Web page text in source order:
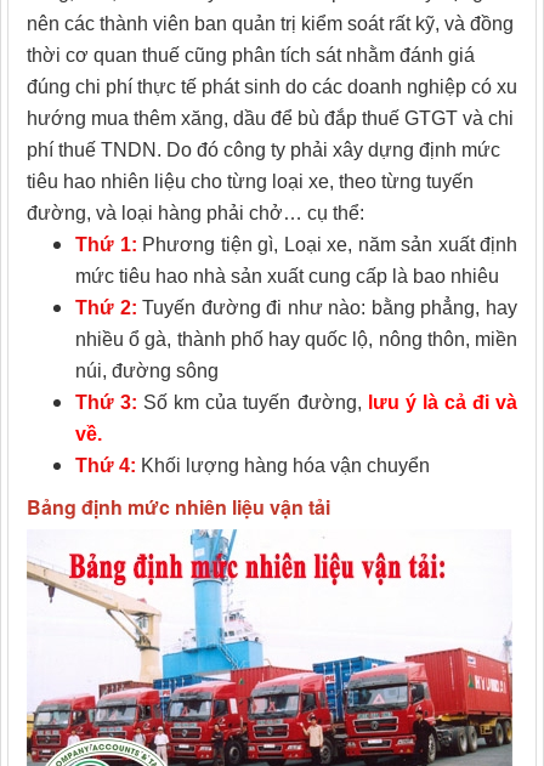
nên các thành viên ban quản trị kiểm soát rất kỹ, và đồng
thời cơ quan thuế cũng phân tích sát nhằm đánh giá
đúng chi phí thực tế phát sinh do các doanh nghiệp có xu
hướng mua thêm xăng, dầu để bù đắp thuế GTGT và chi
phí thuế TNDN. Do đó công ty phải xây dựng định mức
tiêu hao nhiên liệu cho từng loại xe, theo từng tuyến
đường, và loại hàng phải chở… cụ thể:
Thứ 1: Phương tiện gì, Loại xe, năm sản xuất định
mức tiêu hao nhà sản xuất cung cấp là bao nhiêu
Thứ 2: Tuyến đường đi như nào: bằng phẳng, hay
nhiều ổ gà, thành phố hay quốc lộ, nông thôn, miền
núi, đường sông
Thứ 3: Số km của tuyến đường,
lưu ý là cả đi và
về.
Thứ 4: Khối lượng hàng hóa vận chuyển
Bảng định mức nhiên liệu vận tải